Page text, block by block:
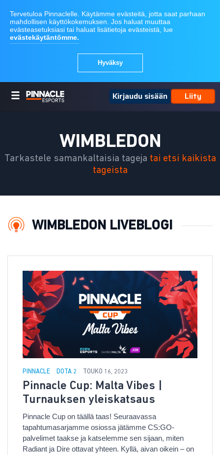
Kirjaudu sisään Liity
WIMBLEDON
Tarkastele samankaltaisia tageja tai etsi kaikista
tageista
WIMBLEDON LIVEBLOGI
PINNACLE DOTA 2 TOUKO 16, 2023
Pinnacle Cup: Malta Vibes |
Turnauksen yleiskatsaus
Pinnacle Cup on täällä taas! Seuraavassa
tapahtumasarjamme osiossa jätämme CS:GO-
palvelimet taakse ja katselemme sen sijaan, miten
Radiant ja Dire ottavat yhteen. Kyllä, aivan oikein – on